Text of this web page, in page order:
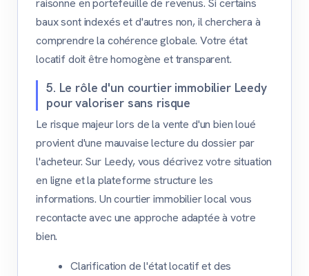
raisonne en portefeuille de revenus. Si certains
baux sont indexés et d'autres non, il cherchera à
comprendre la cohérence globale. Votre état
locatif doit être homogène et transparent.
5. Le rôle d'un courtier immobilier Leedy
pour valoriser sans risque
Le risque majeur lors de la vente d'un bien loué
provient d'une mauvaise lecture du dossier par
l'acheteur. Sur Leedy, vous décrivez votre situation
en ligne et la plateforme structure les
informations. Un courtier immobilier local vous
recontacte avec une approche adaptée à votre
bien.
Clarification de l'état locatif et des